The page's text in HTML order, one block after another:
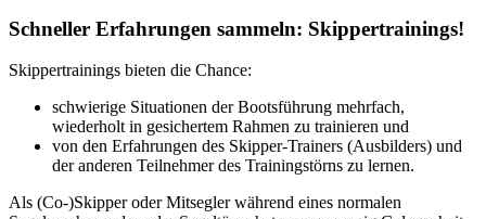
Schneller Erfahrungen sammeln: Skippertrainings!
Skippertrainings bieten die Chance:
schwierige Situationen der Bootsführung mehrfach,
wiederholt in gesichertem Rahmen zu trainieren und
von den Erfahrungen des Skipper-Trainers (Ausbilders) und
der anderen Teilnehmer des Trainingstörns zu lernen.
Als (Co-)Skipper oder Mitsegler während eines normalen